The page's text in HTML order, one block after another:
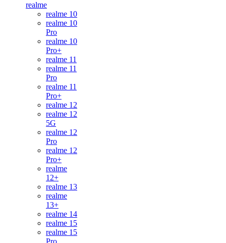
realme
realme 10
realme 10
Pro
realme 10
Pro+
realme 11
realme 11
Pro
realme 11
Pro+
realme 12
realme 12
5G
realme 12
Pro
realme 12
Pro+
realme
12+
realme 13
realme
13+
realme 14
realme 15
realme 15
Pro